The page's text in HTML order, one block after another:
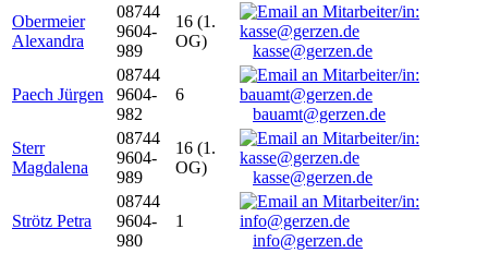
Obermeier
Alexandra
08744
9604-
989
16 (1.
OG)
kasse@gerzen.de
Paech Jürgen
08744
9604-
982
6
bauamt@gerzen.de
Sterr
Magdalena
08744
9604-
989
16 (1.
OG)
kasse@gerzen.de
Strötz Petra
08744
9604-
980
1
info@gerzen.de